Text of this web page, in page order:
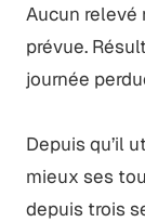
Aucun relevé
prévue.
journée
Depuis qu’il
mieux ses
depuis trois